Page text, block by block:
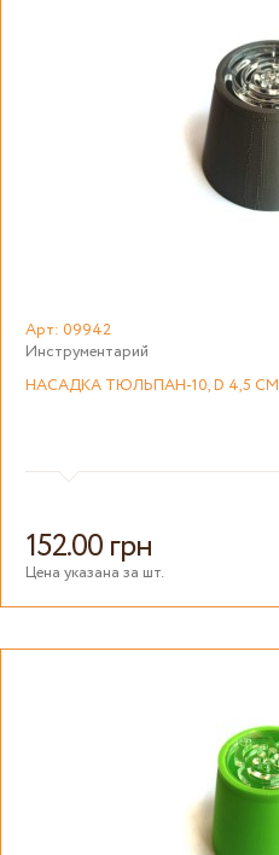
Арт: 09942
Инструментарий
НАСАДКА ТЮЛЬПАН-10, D 4,5 СМ
152.00 грн
Цена указана за шт.